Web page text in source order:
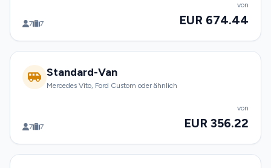
7 7
von
EUR 674.44
Standard-Van
Mercedes Vito, Ford Custom oder ähnlich
7 7
von
EUR 356.22